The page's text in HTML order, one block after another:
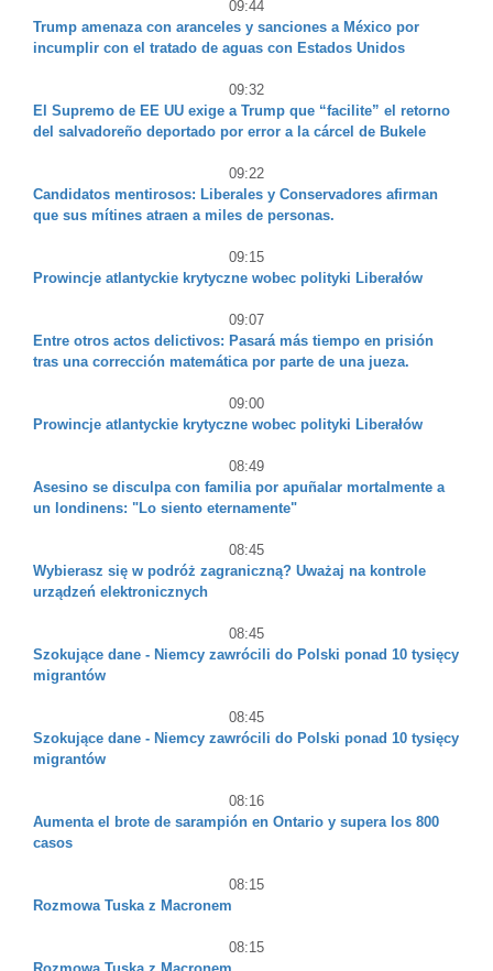
09:44
Trump amenaza con aranceles y sanciones a México por
incumplir con el tratado de aguas con Estados Unidos
09:32
El Supremo de EE UU exige a Trump que “facilite” el retorno
del salvadoreño deportado por error a la cárcel de Bukele
09:22
Candidatos mentirosos: Liberales y Conservadores afirman
que sus mítines atraen a miles de personas.
09:15
Prowincje atlantyckie krytyczne wobec polityki Liberałów
09:07
Entre otros actos delictivos: Pasará más tiempo en prisión
tras una corrección matemática por parte de una jueza.
09:00
Prowincje atlantyckie krytyczne wobec polityki Liberałów
08:49
Asesino se disculpa con familia por apuñalar mortalmente a
un londinens: "Lo siento eternamente"
08:45
Wybierasz się w podróż zagraniczną? Uważaj na kontrole
urządzeń elektronicznych
08:45
Szokujące dane - Niemcy zawrócili do Polski ponad 10 tysięcy
migrantów
08:45
Szokujące dane - Niemcy zawrócili do Polski ponad 10 tysięcy
migrantów
08:16
Aumenta el brote de sarampión en Ontario y supera los 800
casos
08:15
Rozmowa Tuska z Macronem
08:15